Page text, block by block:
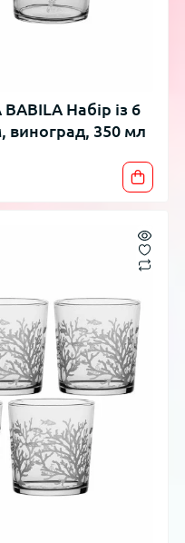
Набір із 6
виноград, 350 мл